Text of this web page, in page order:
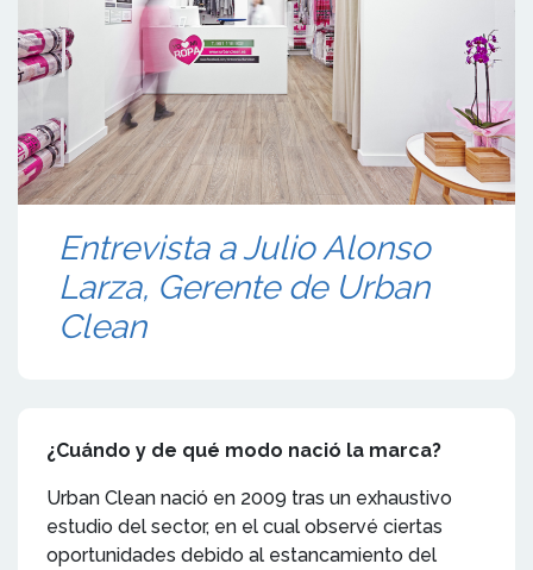
Entrevista a Julio Alonso
Larza, Gerente de Urban
Clean
¿Cuándo y de qué modo nació la marca?
Urban Clean nació en 2009 tras un exhaustivo
estudio del sector, en el cual observé ciertas
oportunidades debido al estancamiento del